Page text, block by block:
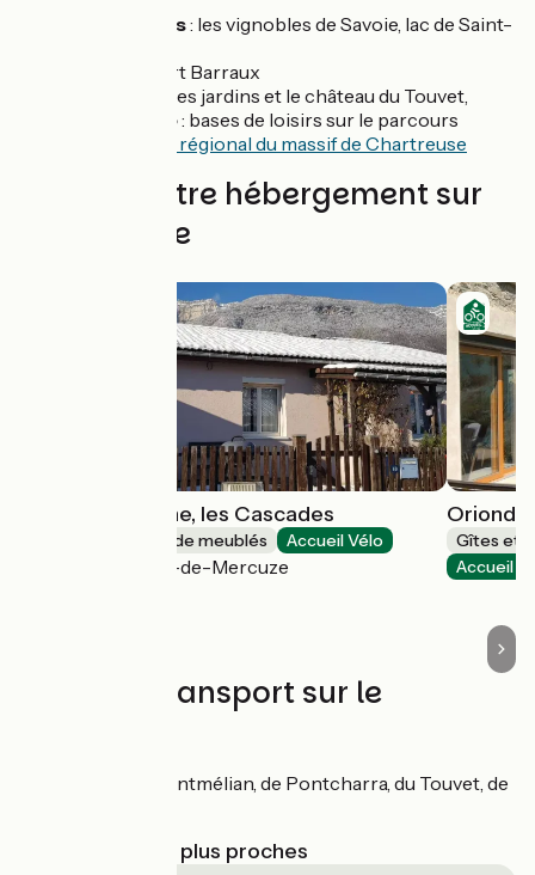
Les Marches: les vignobles de Savoie, lac de Saint-
: fort Barraux
: les jardins et le château du Touvet,
La Terrasse: bases de loisirs sur le parcours
Parc naturel régional du massif de Chartreuse
Trouvez votre hébergement sur
cette étape
Gite de Calistane, les Cascades
Gîtes et locations de meublés Accueil Vélo
Saint-Vincent-de-Mercuze
Orionde
Gîtes et
Accueil
Trains et transport sur le
Gares de Montmélian, de Pontcharra, du Touvet, de
Gares SNCF les plus proches